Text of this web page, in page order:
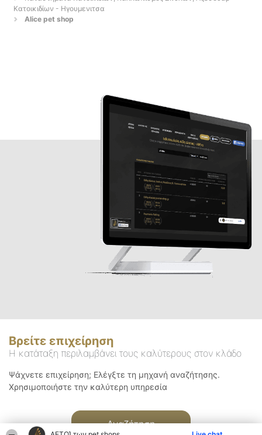
Κατοικιδίων - Ηγουμενιτσα
Alice pet shop
Βρείτε επιχείρηση
Η κατάταξη περιλαμβάνει τους καλύτερους στον κλάδο
Ψάχνετε επιχείρηση; Ελέγξτε τη μηχανή αναζήτησης.
Χρησιμοποιήστε την καλύτερη υπηρεσία
Αναζήτηση